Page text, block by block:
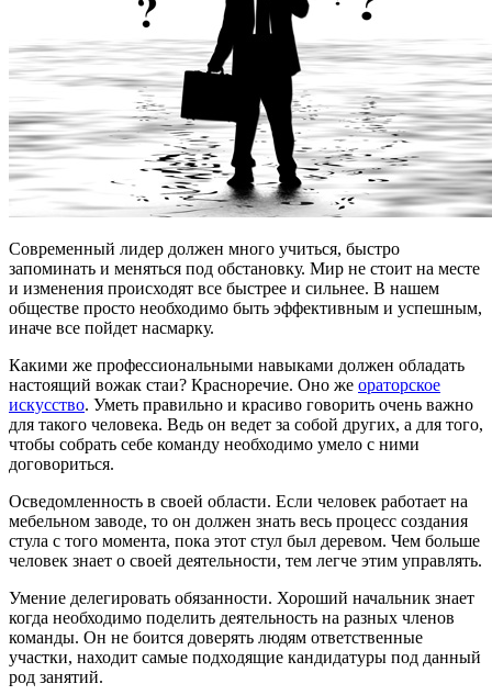
Современный лидер должен много учиться, быстро
запоминать и меняться под обстановку. Мир не стоит на месте
и изменения происходят все быстрее и сильнее. В нашем
обществе просто необходимо быть эффективным и успешным,
иначе все пойдет насмарку.
Какими же профессиональными навыками должен обладать
настоящий вожак стаи? Красноречие. Оно же ораторское
искусство. Уметь правильно и красиво говорить очень важно
для такого человека. Ведь он ведет за собой других, а для того,
чтобы собрать себе команду необходимо умело с ними
договориться.
Осведомленность в своей области. Если человек работает на
мебельном заводе, то он должен знать весь процесс создания
стула с того момента, пока этот стул был деревом. Чем больше
человек знает о своей деятельности, тем легче этим управлять.
Умение делегировать обязанности. Хороший начальник знает
когда необходимо поделить деятельность на разных членов
команды. Он не боится доверять людям ответственные
участки, находит самые подходящие кандидатуры под данный
род занятий.